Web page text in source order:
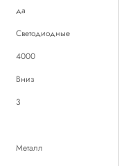
да
Светодиодные
4000
Вниз
3
Металл